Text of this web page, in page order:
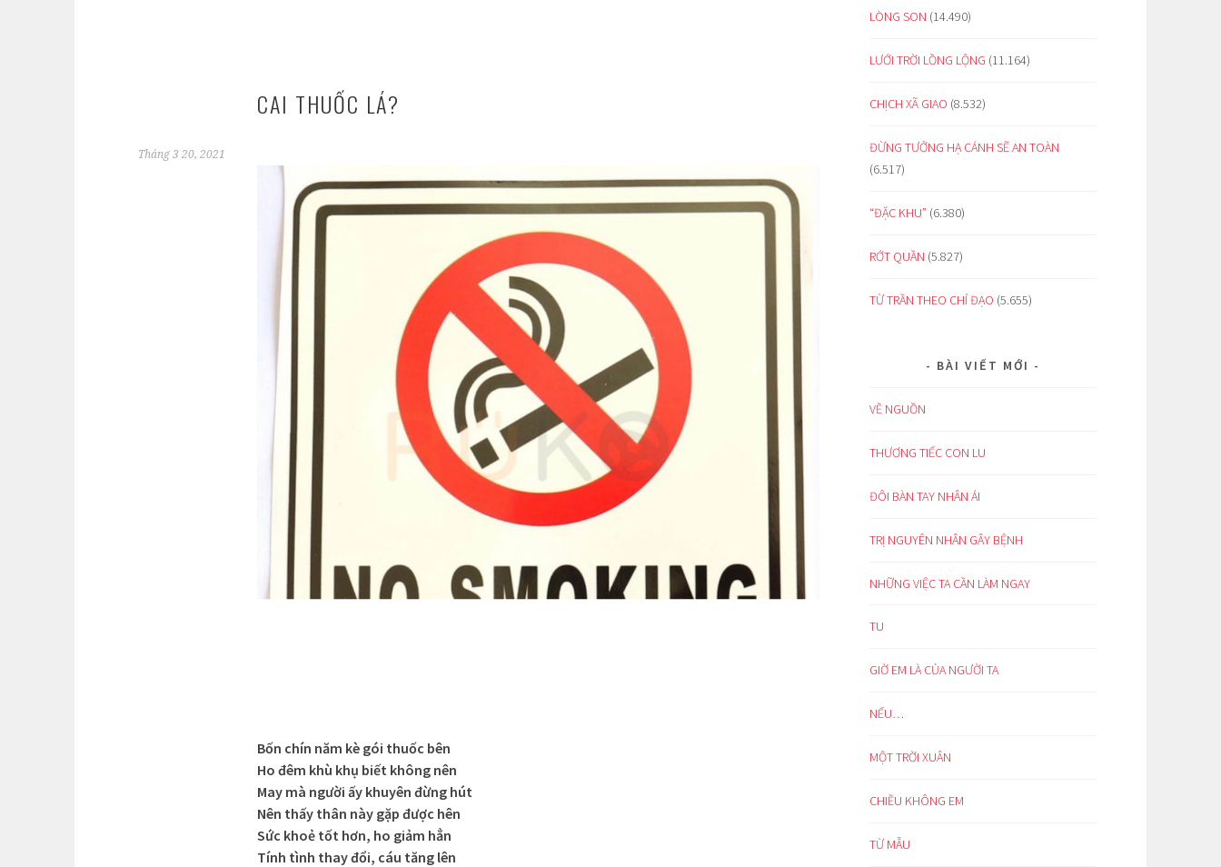
CAI THUỐC LÁ?
Tháng 3 20, 2021
Bốn chín năm kè gói thuốc bên
Ho đêm khù khụ biết không nên
May mà người ấy khuyên đừng hút
Nên thấy thân này gặp được hên
Sức khoẻ tốt hơn, ho giảm hẳn
Tính tình thay đổi, cáu tăng lên
LÒNG SON (14.490)
LƯỚI TRỜI LỒNG LỘNG (11.164)
CHỊCH XÃ GIAO (8.532)
ĐỪNG TƯỞNG HẠ CÁNH SẼ AN TOÀN
(6.517)
“ĐẶC KHU” (6.380)
RỚT QUẦN (5.827)
TỪ TRẦN THEO CHỈ ĐẠO (5.655)
BÀI VIẾT MỚI
VỀ NGUỒN
THƯƠNG TIẾC CON LU
ĐÔI BÀN TAY NHÂN ÁI
TRỊ NGUYÊN NHÂN GÂY BỆNH
NHỮNG VIỆC TA CẦN LÀM NGAY
TU
GIỜ EM LÀ CỦA NGƯỜI TA
NẾU…
MỘT TRỜI XUÂN
CHIỀU KHÔNG EM
TỪ MẪU